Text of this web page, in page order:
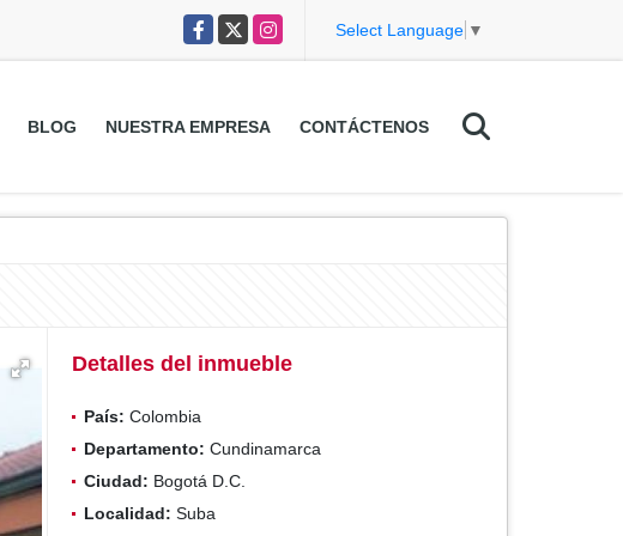
Facebook
X Instagram Select Language ▼
BLOG NUESTRA EMPRESA CONTÁCTENOS
Detalles del inmueble
País: Colombia
Departamento: Cundinamarca
Ciudad: Bogotá D.C.
Localidad: Suba